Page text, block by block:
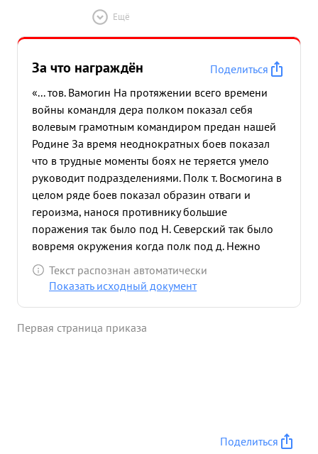
Ещё
За что награждён
Поделиться
«... тов. Вамогин На протяжении всего времени
войны командля дера полком показал себя
волевым грамотным командиром предан нашей
Родине За время неоднократных боев показал
что в трудные моменты боях не теряется умело
руководит подразделениями. Полк т. Восмогина в
целом ряде боев показал образин отваги и
героизма, нанося противнику большие
поражения так было под Н. Северский так было
вовремя окружения когда полк под д. Нежно
прорвал сильное вражеское Кольцо и нанес ему
большие поражения так было вовремя боев За
преследуя противника и нанося ему крепкие
бойцов и командиров боевой выдержке и
Текст распознан автоматически
Показать исходный документ
Первая страница приказа
Поделиться